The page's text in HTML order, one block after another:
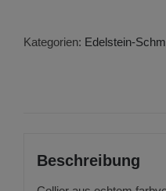
14
Kategorien: Edelstein-
Beschreibung